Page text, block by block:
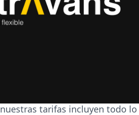
tarifas incluyen todo